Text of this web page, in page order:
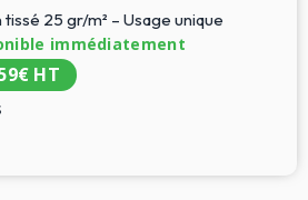
25 gr/m² – Usage unique
immédiatement
€ HT